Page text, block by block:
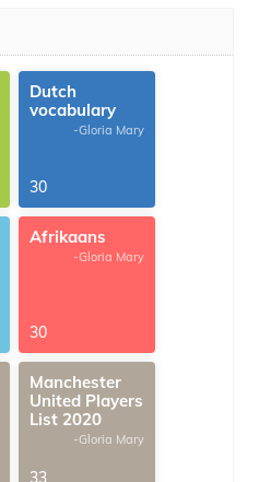
Dutch
vocabulary
-Gloria Mary
30
Afrikaans
-Gloria Mary
30
Manchester
United Players
List 2020
-Gloria Mary
33